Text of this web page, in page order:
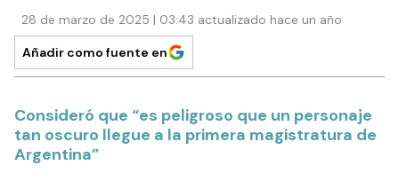
28 de marzo de 2025 | 03:43 actualizado hace un año
Añadir como fuente en
Consideró que “es peligroso que un personaje
tan oscuro llegue a la primera magistratura de
Argentina”